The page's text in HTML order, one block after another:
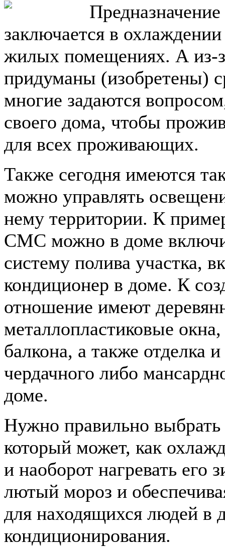
заключается в
жилых помещениях. А из-
придуманы (изобретены)
многие задаются
своего дома, чтобы
для всех проживающих.
Также сегодня имеются
можно управлять
нему территории. К
СМС можно в доме
систему полива участка,
кондиционер в доме. К
отношение имеют
металлопластиковые
балкона, а также отделка
чердачного либо
доме.
Нужно правильно
который может, как
и наоборот нагревать его
лютый мороз и
для находящихся людей в
кондиционирования.